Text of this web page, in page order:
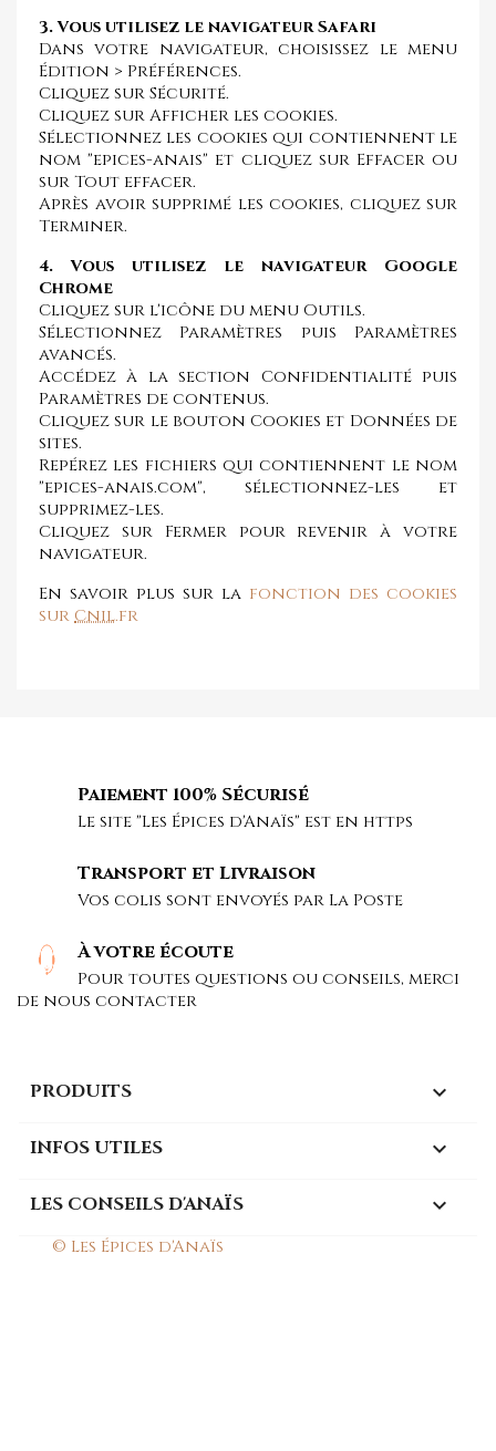
3. Vous utilisez le navigateur Safari
Dans votre navigateur, choisissez le menu
Édition > Préférences.
Cliquez sur Sécurité.
Cliquez sur Afficher les cookies.
Sélectionnez les cookies qui contiennent le
nom "epices-anais" et cliquez sur Effacer ou
sur Tout effacer.
Après avoir supprimé les cookies, cliquez sur
Terminer.
4. Vous utilisez le navigateur Google
Chrome
Cliquez sur l'icône du menu Outils.
Sélectionnez Paramètres puis Paramètres
avancés.
Accédez à la section Confidentialité puis
Paramètres de contenus.
Cliquez sur le bouton Cookies et Données de
sites.
Repérez les fichiers qui contiennent le nom
"epices-anais.com", sélectionnez-les et
supprimez-les.
Cliquez sur Fermer pour revenir à votre
navigateur.
En savoir plus sur la fonction des cookies
surCnil.fr
Paiement 100% Sécurisé
Le site "Les Épices d'Anaïs" est en https
Transport et Livraison
Vos colis sont envoyés par La Poste
À votre écoute
Pour toutes questions ou conseils, merci
de nous contacter
PRODUITS 
INFOS UTILES 
LES CONSEILS D'ANAÏS 
© Les Épices d'Anaïs